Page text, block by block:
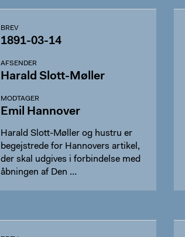
BREV
1891-03-14
AFSENDER
Harald Slott-Møller
MODTAGER
Emil Hannover
Harald Slott-Møller og hustru er
begejstrede for Hannovers artikel,
der skal udgives i forbindelse med
åbningen af Den …